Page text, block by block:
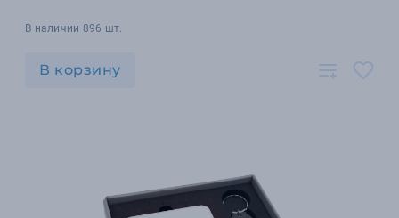
В наличии 896 шт.
В корзину